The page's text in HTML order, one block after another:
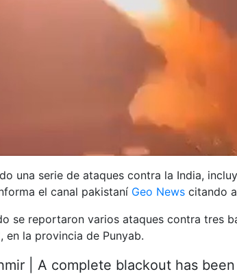
una serie de ataques contra la India,
el canal pakistaní Geo News citando
se reportaron varios ataques contra tres
en la provincia de Punyab.
| A complete blackout has